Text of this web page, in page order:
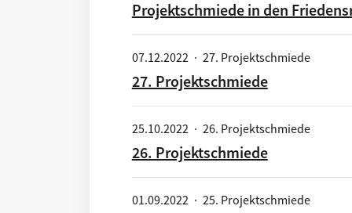
Projektschmiede in den
07.12.2022 · 27. Projektschmiede
27. Projektschmiede
25.10.2022 · 26. Projektschmiede
26. Projektschmiede
01.09.2022 · 25. Projektschmiede